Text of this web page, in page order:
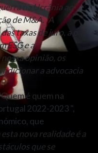
na Ucrânia ao
de M&A. "A
taxas de juro, a par
ESG e a
opinião, os
a advocacia
é quem na
2022-2023 ",
que
nova realidade é a
que se